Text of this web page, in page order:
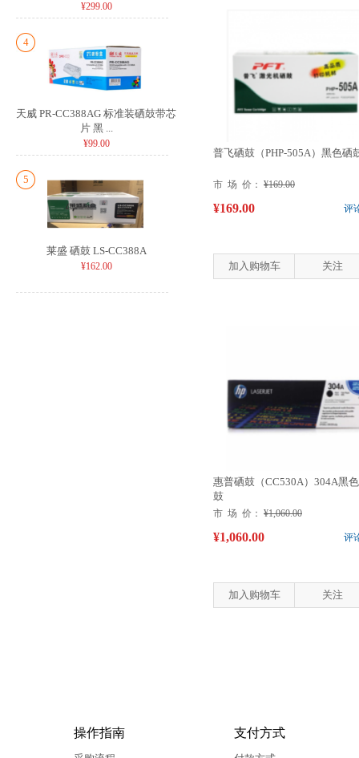
¥299.00
4
天威 PR-CC388AG 标准装硒鼓带芯
片 黑 ...
¥99.00
5
莱盛 硒鼓 LS-CC388A
¥162.00
普飞硒鼓（PHP-505A）黑色硒
市 场 价： ¥169.00
评
¥169.00
加入购物车 关注
惠普硒鼓（CC530A）304A黑
鼓
市 场 价： ¥1,060.00
评
¥1,060.00
加入购物车 关注
操作指南 支付方式